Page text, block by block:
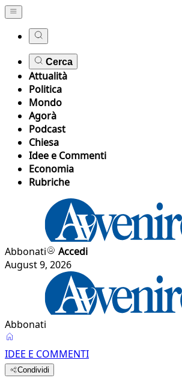
Cerca
Attualità
Politica
Mondo
Agorà
Podcast
Chiesa
Idee e Commenti
Economia
Rubriche
Abbonati
Accedi
August 9, 2026
Abbonati
IDEE E COMMENTI
Condividi